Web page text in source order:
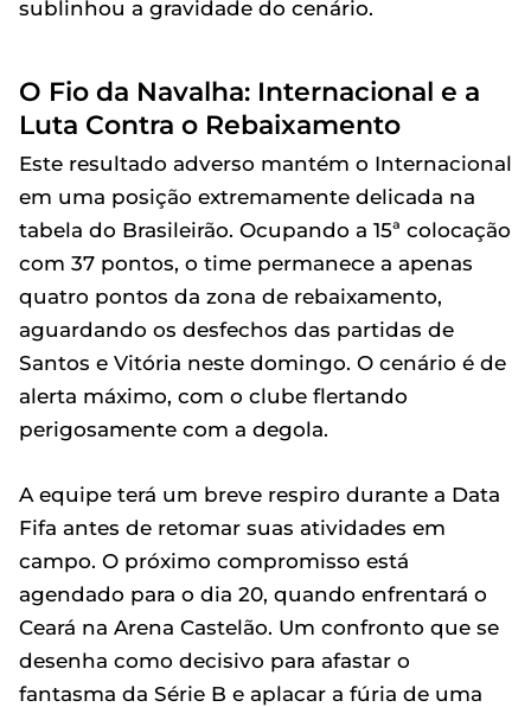
sublinhou a gravidade do cenário.
O Fio da Navalha: Internacional e a
Luta Contra o Rebaixamento
Este resultado adverso mantém o Internacional
em uma posição extremamente delicada na
tabela do Brasileirão. Ocupando a 15ª colocação
com 37 pontos, o time permanece a apenas
quatro pontos da zona de rebaixamento,
aguardando os desfechos das partidas de
Santos e Vitória neste domingo. O cenário é de
alerta máximo, com o clube flertando
perigosamente com a degola.
A equipe terá um breve respiro durante a Data
Fifa antes de retomar suas atividades em
campo. O próximo compromisso está
agendado para o dia 20, quando enfrentará o
Ceará na Arena Castelão. Um confronto que se
desenha como decisivo para afastar o
fantasma da Série B e aplacar a fúria de uma